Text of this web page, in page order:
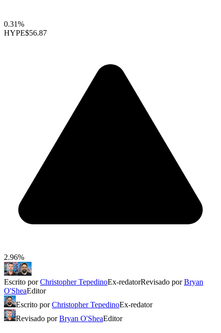
0.31%
HYPE$56.87
2.96%
Escrito porChristopher TepedinoEx-redatorRevisado porBryan
O'SheaEditor
Escrito porChristopher TepedinoEx-redator
Revisado porBryan O'SheaEditor